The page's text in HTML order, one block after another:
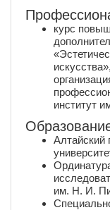
курс
институт
Алтайский
им. Н. И.